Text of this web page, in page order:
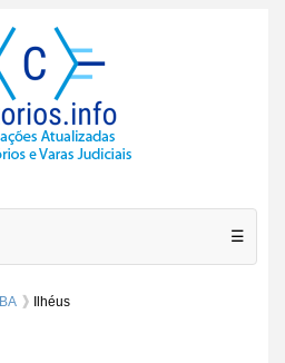
☰
BA Ilhéus